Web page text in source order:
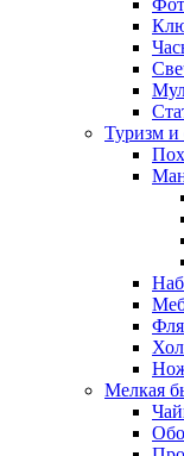
Туризм и
Мелкая